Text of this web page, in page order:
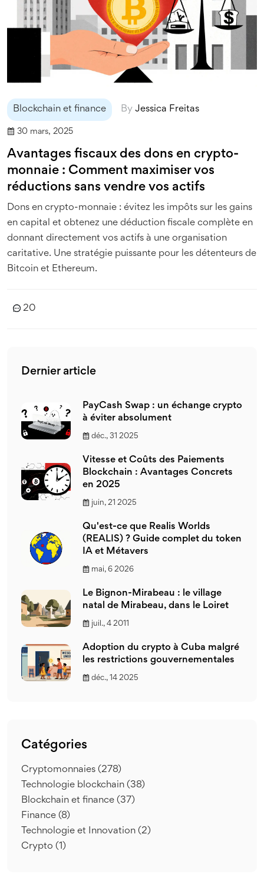
Blockchain et finance By Jessica Freitas
30 mars, 2025
Avantages fiscaux des dons en crypto-
monnaie : Comment maximiser vos
réductions sans vendre vos actifs
Dons en crypto-monnaie : évitez les impôts sur les gains
en capital et obtenez une déduction fiscale complète en
donnant directement vos actifs à une organisation
caritative. Une stratégie puissante pour les détenteurs de
Bitcoin et Ethereum.
20
Dernier article
PayCash Swap : un échange crypto
à éviter absolument
déc., 31 2025
Vitesse et Coûts des Paiements
Blockchain : Avantages Concrets
en 2025
juin, 21 2025
Qu'est-ce que Realis Worlds
(REALIS) ? Guide complet du token
IA et Métavers
mai, 6 2026
Le Bignon-Mirabeau : le village
natal de Mirabeau, dans le Loiret
juil., 4 2011
Adoption du crypto à Cuba malgré
les restrictions gouvernementales
déc., 14 2025
Catégories
Cryptomonnaies (278)
Technologie blockchain (38)
Blockchain et finance (37)
Finance (8)
Technologie et Innovation (2)
Crypto (1)